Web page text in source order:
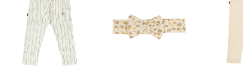
variaties.
Deze
optie
kan
gekozen
worden
variaties.
Deze
optie
Toevoegen
aan
verlanglijst
Toevoegen
aan
verlanglijst